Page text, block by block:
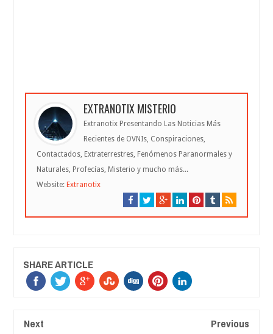
EXTRANOTIX MISTERIO
Extranotix Presentando Las Noticias Más
Recientes de OVNIs, Conspiraciones,
Contactados, Extraterrestres, Fenómenos Paranormales y
Naturales, Profecías, Misterio y mucho más...
Website: Extranotix
SHARE ARTICLE
Next Previous